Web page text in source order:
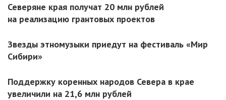
Северяне края получат 20 млн рублей
на реализацию грантовых проектов
Звезды этномузыки приедут на фестиваль «Мир
Сибири»
Поддержку коренных народов Севера в крае
увеличили на 21,6 млн рублей